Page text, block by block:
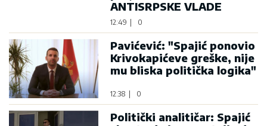
ANTISRPSKE VLADE
12:49 0
Pavićević: "Spajić ponovio
Krivokapićeve greške, nije
mu bliska politička logika"
12:38 0
Politički analitičar: Spajić